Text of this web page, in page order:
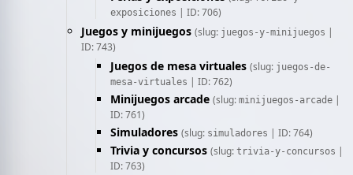
exposiciones | ID: 706)
Juegos y minijuegos (slug: juegos-y-minijuegos |
ID: 743)
Juegos de mesa virtuales (slug: juegos-de-
mesa-virtuales | ID: 762)
Minijuegos arcade (slug: minijuegos-arcade |
ID: 761)
Simuladores (slug: simuladores | ID: 764)
Trivia y concursos (slug: trivia-y-concursos |
ID: 763)